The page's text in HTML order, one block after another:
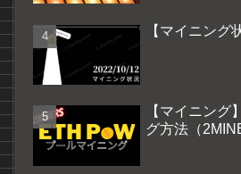
【マイニング
【マイニング
グ方法（